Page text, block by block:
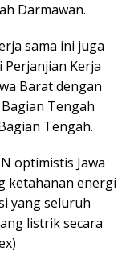
Darmawan.
sama ini juga
Kerja
Barat dengan
Tengah
Tengah.
optimistis Jawa
ketahanan energi
yang seluruh
listrik secara